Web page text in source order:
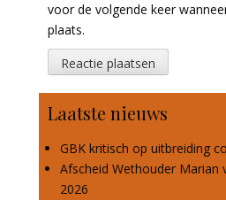
voor de volgende keer
plaats.
Laatste nieuws
GBK kritisch op uitbreiding
Afscheid Wethouder Marian
2026